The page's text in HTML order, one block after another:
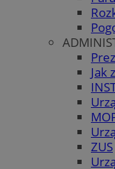
Jak
ZUS